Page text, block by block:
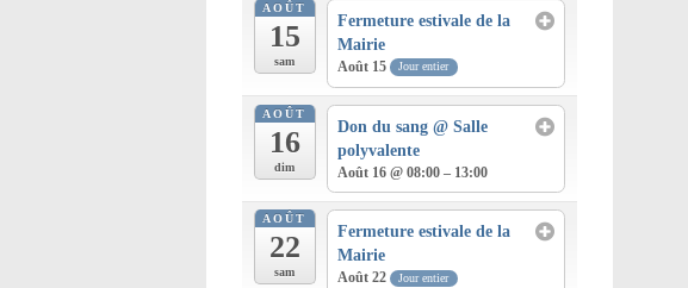
AOÛT
15
sam
Fermeture estivale de la
Mairie
Août 15 Jour entier
AOÛT
16
dim
Don du sang@ Salle
polyvalente
Août 16 @ 08:00 – 13:00
AOÛT
22
sam
Fermeture estivale de la
Mairie
Août 22 Jour entier